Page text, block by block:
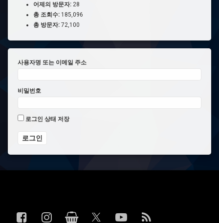
어제의 방문자: 28
총 조회수: 185,096
총 방문자: 72,100
사용자명 또는 이메일 주소
비밀번호
로그인 상태 저장